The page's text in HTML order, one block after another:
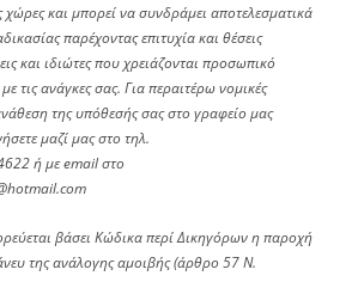
και μπορεί να συνδράμει αποτελεσματικά
παρέχοντας επιτυχία και θέσεις
και ιδιώτες που χρειάζονται προσωπικό
τις ανάγκες σας. Για περαιτέρω νομικές
της υπόθεσής σας στο γραφείο μας
μαζί μας στο τηλ.
ή με email στο
βάσει Κώδικα περί Δικηγόρων η παροχή
της ανάλογης αμοιβής (άρθρο 57 Ν.